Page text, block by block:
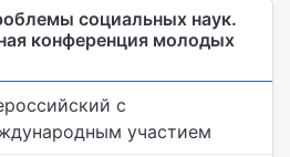
социальных наук.
конференция молодых
с
участием